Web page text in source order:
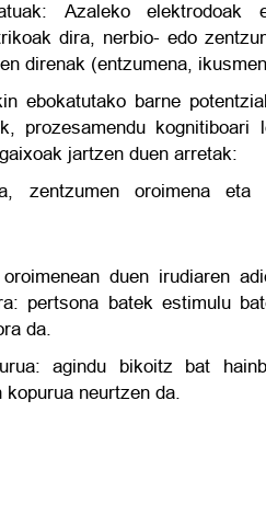
Azaleko elektrodoak
dira, nerbio- edo
direnak (entzumena,
ebokatutako barne
prozesamendu kognitiboari
jartzen duen arretak:
oroimena eta
duen irudiaren
pertsona batek estimulu
da.
agindu bikoitz bat
kopurua neurtzen da.